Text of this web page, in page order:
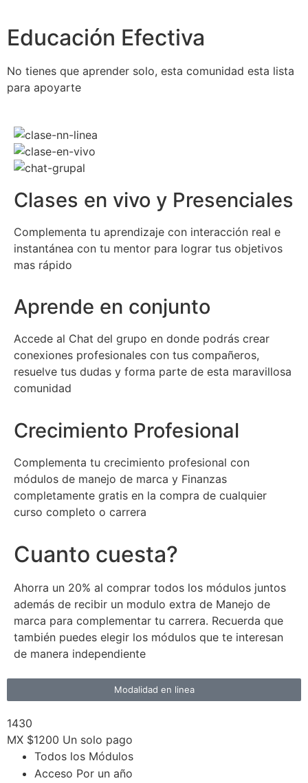
Educación Efectiva
No tienes que aprender solo, esta comunidad esta lista
para apoyarte
Clases en vivo y Presenciales
Complementa tu aprendizaje con interacción real e
instantánea con tu mentor para lograr tus objetivos
mas rápido
Aprende en conjunto
Accede al Chat del grupo en donde podrás crear
conexiones profesionales con tus compañeros,
resuelve tus dudas y forma parte de esta maravillosa
comunidad
Crecimiento Profesional
Complementa tu crecimiento profesional con
módulos de manejo de marca y Finanzas
completamente gratis en la compra de cualquier
curso completo o carrera
Cuanto cuesta?
Ahorra un 20% al comprar todos los módulos juntos
además de recibir un modulo extra de Manejo de
marca para complementar tu carrera. Recuerda que
también puedes elegir los módulos que te interesan
de manera independiente
Modalidad en linea
1430
MX $1200 Un solo pago
Todos los Módulos
Acceso Por un año